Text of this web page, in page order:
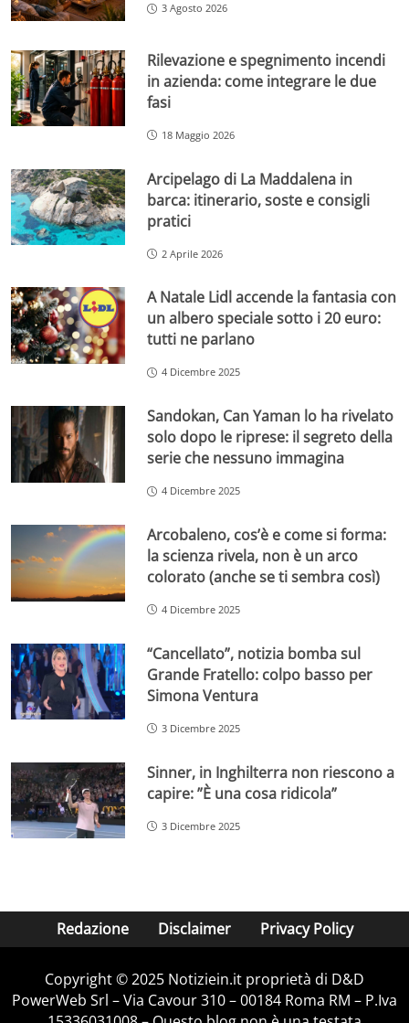
3 Agosto 2026
Rilevazione e spegnimento incendi
in azienda: come integrare le due
fasi
18 Maggio 2026
Arcipelago di La Maddalena in
barca: itinerario, soste e consigli
pratici
2 Aprile 2026
A Natale Lidl accende la fantasia con
un albero speciale sotto i 20 euro:
tutti ne parlano
4 Dicembre 2025
Sandokan, Can Yaman lo ha rivelato
solo dopo le riprese: il segreto della
serie che nessuno immagina
4 Dicembre 2025
Arcobaleno, cos’è e come si forma:
la scienza rivela, non è un arco
colorato (anche se ti sembra così)
4 Dicembre 2025
“Cancellato”, notizia bomba sul
Grande Fratello: colpo basso per
Simona Ventura
3 Dicembre 2025
Sinner, in Inghilterra non riescono a
capire: ”È una cosa ridicola”
3 Dicembre 2025
Redazione Disclaimer Privacy Policy
Copyright © 2025 Notiziein.it proprietà di D&D
PowerWeb Srl – Via Cavour 310 – 00184 Roma RM – P.Iva